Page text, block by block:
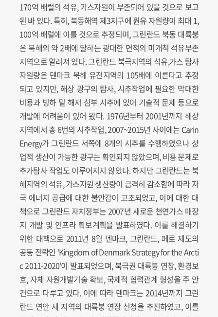
170억 배럴의 석유, 가스자원이 부존되어 있을 것으로 보고
된 바 있다. 특히, 북동해역 제3지구에 원유 자원량이 최대 1,
100억 배럴에 이를 것으로 추정되며, 그린란드 북동 대륙붕
은 북해의 약 2배에 달하는 광대한 면적의 미개척 석유부존
지역으로 알려져 있다. 그린란드 북극지역의 석유,가스 탐사
자원량은 덴마크 북해 유전지역의 105배에 이른다고 추정
되고 있지만, 해상 광구의 탐사, 시추작업에 필요한 막대한
비용과 빙하 밑 해저 심부 시추에 있어 기술적 문제 등으로
개발에 어려움이 있어 왔다. 1976년부터 2001년까지 해상
지역에서 총 6번의 시추작업, 2007~2015년 사이에는 Carin
Energy가 그린란드 서쪽에 8개의 시추를 수행하였으나 상
업적 생산이 가능한 광구는 확인되지 않았으며, 비용 문제로
추가탐사 작업도 이루어지지 않았다. 하지만 그린란드는 북
해지역의 석유, 가스자원 생산량이 급격히 감소함에 따라 자
국 에너지 공급에 대한 불안감이 고조되었고, 이에 대한 대
책으로 그린란드 자치정부는 2007년 새로운 천연가스 매장
지 개발 및 인프라 확보계획을 발표하였다. 이를 해결하기
위한 대책으로 2011년 8월 덴마크, 그린란드, 페로 제도의
공동 전략인 ‘Kingdom of Denmark Strategy for the Arcti
c 2011-2020’이 발표되었으며, 북극권 대륙붕 연장, 환경보
호, 자체 자원개발기술 확보, 국제적 협력관계 형성을 주 안
건으로 다루고 있다. 이에 따라 덴마크는 2014년까지 그린
란드 연안 세 지역의 대륙붕 연장 신청을 추진하였고, 이를